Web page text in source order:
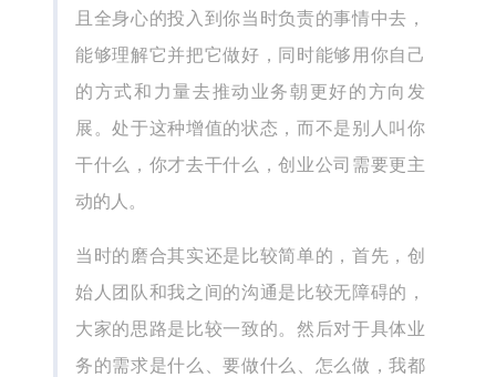
且全身心的投入到你当时负责的事情中去，
能够理解它并把它做好，同时能够用你自己
的方式和力量去推动业务朝更好的方向发
展。处于这种增值的状态，而不是别人叫你
干什么，你才去干什么，创业公司需要更主
动的人。
当时的磨合其实还是比较简单的，首先，创
始人团队和我之间的沟通是比较无障碍的，
大家的思路是比较一致的。然后对于具体业
务的需求是什么、要做什么、怎么做，我都